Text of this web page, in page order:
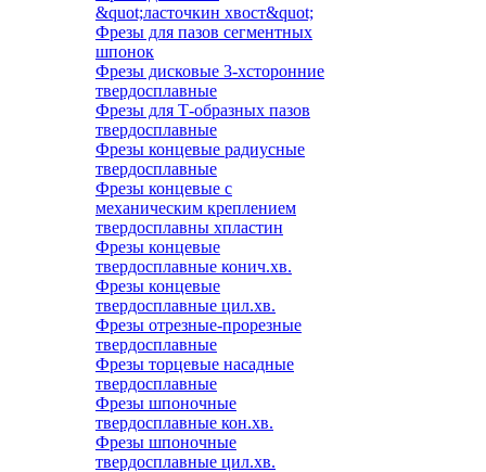
&quot;ласточкин хвост&quot;
Фрезы для пазов сегментных
шпонок
Фрезы дисковые 3-хсторонние
твердосплавные
Фрезы для Т-образных пазов
твердосплавные
Фрезы концевые радиусные
твердосплавные
Фрезы концевые с
механическим креплением
твердосплавны хпластин
Фрезы концевые
твердосплавные конич.хв.
Фрезы концевые
твердосплавные цил.хв.
Фрезы отрезные-прорезные
твердосплавные
Фрезы торцевые насадные
твердосплавные
Фрезы шпоночные
твердосплавные кон.хв.
Фрезы шпоночные
твердосплавные цил.хв.